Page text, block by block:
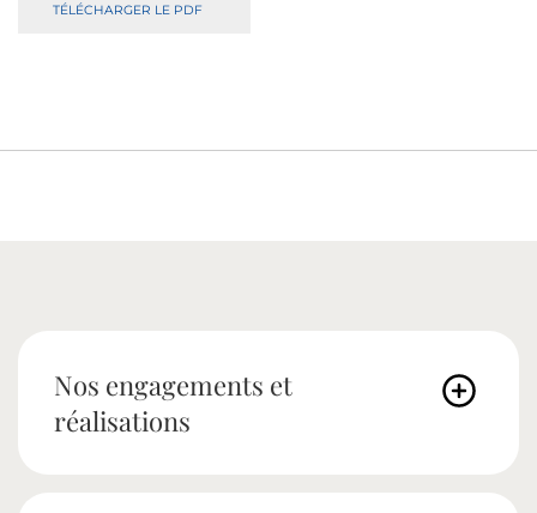
TÉLÉCHARGER LE PDF
Nos engagements et
réalisations